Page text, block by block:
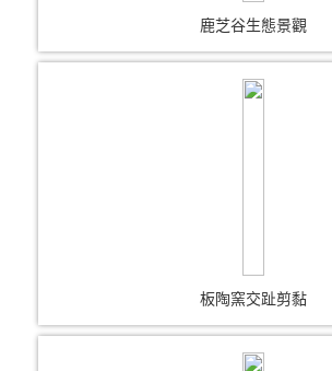
鹿芝谷生態景觀
板陶窯交趾剪黏